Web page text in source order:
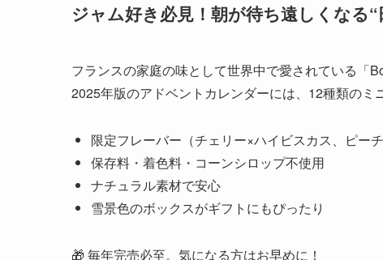
ジャム好き必見！朝が待ち遠しくなる
フランスの家庭の味として世界中で愛されている「
2025年版のアドベントカレンダーには、12種類のミ
限定フレーバー（チェリー×ハイビスカス、ピー
保存料・着色料・コーンシロップ不使用
ナチュラル素材で安心
雪景色のボックスがギフトにもぴったり
🎁 毎年完売必至。気になる方はお早めに！